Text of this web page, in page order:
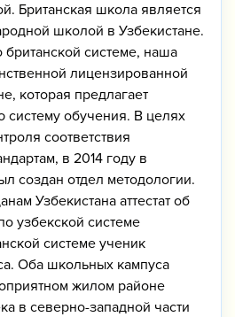
Британская школа является
школой в Узбекистане.
системе, наша
лицензированной
которая предлагает
систему обучения. В целях
соответствия
в 2014 году в
создан отдел методологии.
Узбекистана аттестат об
узбекской системе
системе ученик
Оба школьных кампуса
жилом районе
в северно-западной части